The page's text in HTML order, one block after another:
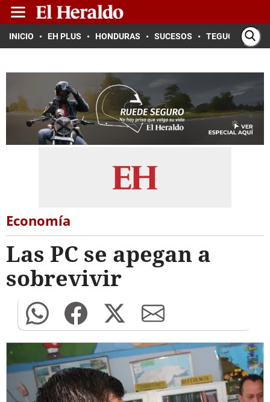
INICIO EH PLUS HONDURAS SUCESOS TEGUCIGALPA
Economía
Las PC se apegan a
sobrevivir